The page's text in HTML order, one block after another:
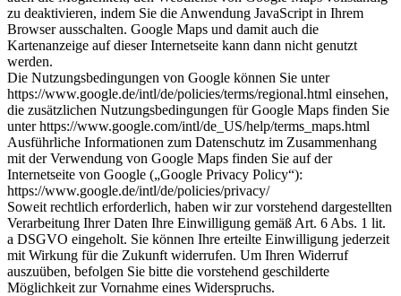
zu deaktivieren, indem Sie die Anwendung JavaScript in Ihrem
Browser ausschalten. Google Maps und damit auch die
Kartenanzeige auf dieser Internetseite kann dann nicht genutzt
werden.
Die Nutzungsbedingungen von Google können Sie unter
https://www.google.de/intl/de/policies/terms/regional.html einsehen,
die zusätzlichen Nutzungsbedingungen für Google Maps finden Sie
unter https://www.google.com/intl/de_US/help/terms_maps.html
Ausführliche Informationen zum Datenschutz im Zusammenhang
mit der Verwendung von Google Maps finden Sie auf der
Internetseite von Google („Google Privacy Policy“):
https://www.google.de/intl/de/policies/privacy/
Soweit rechtlich erforderlich, haben wir zur vorstehend dargestellten
Verarbeitung Ihrer Daten Ihre Einwilligung gemäß Art. 6 Abs. 1 lit.
a DSGVO eingeholt. Sie können Ihre erteilte Einwilligung jederzeit
mit Wirkung für die Zukunft widerrufen. Um Ihren Widerruf
auszuüben, befolgen Sie bitte die vorstehend geschilderte
Möglichkeit zur Vornahme eines Widerspruchs.